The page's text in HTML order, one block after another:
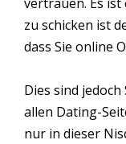
zu schicken ist
dass Sie online
Dies sind
allen Dating-
nur in dieser